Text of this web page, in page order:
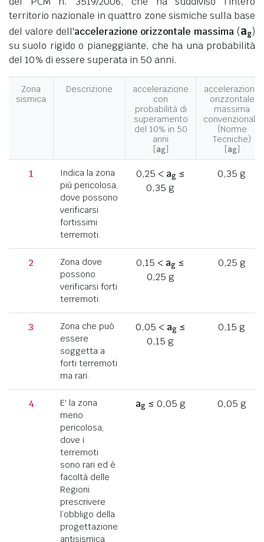
territorio nazionale in quattro zone sismiche sulla base
del valore dell'accelerazione orizzontale massima (ag)
su suolo rigido o pianeggiante, che ha una probabilità
del 10% di essere superata in 50 anni.
Zona
sismica
Descrizione
accelerazione
con
probabilità di
superamento
del 10% in 50
anni
[ag]
accelerazione
orizzontale
massima
convenzionale
(Norme
Tecniche)
[ag]
1
Indica la zona
più pericolosa,
dove possono
verificarsi
fortissimi
terremoti.
0,25 < ag≤
0,35 g
0,35 g
2
Zona dove
possono
verificarsi forti
terremoti.
0,15 < ag ≤
0,25 g
0,25 g
3
Zona che può
essere
soggetta a
forti terremoti
ma rari.
0,05 < ag≤
0,15 g
0,15 g
4
E' la zona
meno
pericolosa,
dove i
terremoti
sono rari ed è
facoltà delle
Regioni
prescrivere
l’obbligo della
progettazione
antisismica.
ag≤ 0,05 g 0,05 g